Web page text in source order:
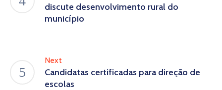
discute desenvolvimento rural do
município
Next
Candidatas certificadas para direção de
escolas